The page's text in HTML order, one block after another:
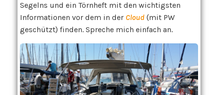
Segelns und ein Törnheft mit den wichtigsten
Informationen vor dem in der Cloud(mit PW
geschützt) finden. Spreche mich einfach an.